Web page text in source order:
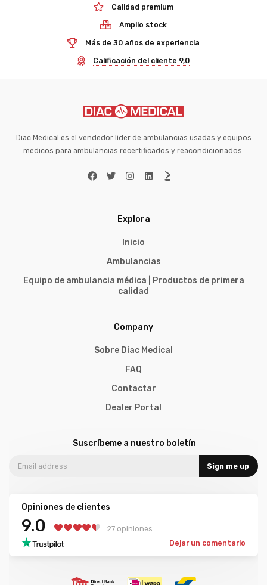
Calidad premium
Amplio stock
Más de 30 años de experiencia
Calificación del cliente 9,0
Diac Medical es el vendedor líder de ambulancias usadas y equipos
médicos para ambulancias recertificados y reacondicionados.
Explora
Inicio
Ambulancias
Equipo de ambulancia médica | Productos de primera
calidad
Company
Sobre Diac Medical
FAQ
Contactar
Dealer Portal
Suscríbeme a nuestro boletín
Sign me up
Opiniones de clientes
9.0
27 opiniones
Dejar un comentario